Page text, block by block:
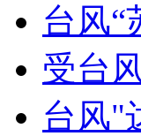
女孩北京地铁
无痛分娩是否
台风“
受台
台风"